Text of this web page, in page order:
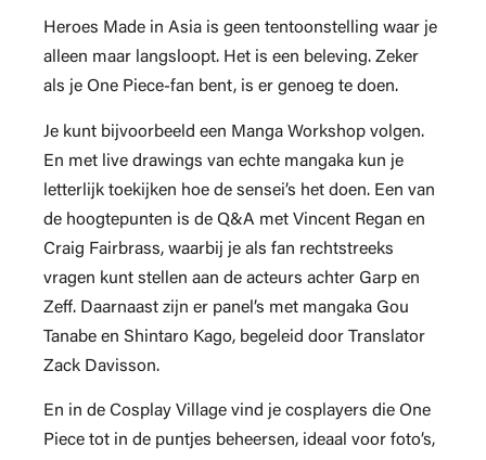
Heroes Made in Asia is geen tentoonstelling waar je
alleen maar langsloopt. Het is een beleving. Zeker
als je One Piece-fan bent, is er genoeg te doen.
Je kunt bijvoorbeeld een Manga Workshop volgen.
En met live drawings van echte mangaka kun je
letterlijk toekijken hoe de sensei’s het doen. Een van
de hoogtepunten is de Q&A met Vincent Regan en
Craig Fairbrass, waarbij je als fan rechtstreeks
vragen kunt stellen aan de acteurs achter Garp en
Zeff. Daarnaast zijn er panel’s met mangaka Gou
Tanabe en Shintaro Kago, begeleid door Translator
Zack Davisson.
En in de Cosplay Village vind je cosplayers die One
Piece tot in de puntjes beheersen, ideaal voor foto’s,